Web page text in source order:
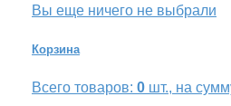
Вы еще ничего не выбрали
Корзина
Всего товаров: 0 шт., на